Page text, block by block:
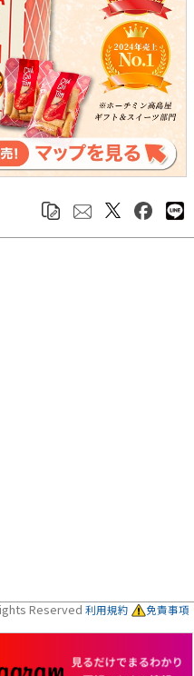
Reserved 利用規約 免責事項